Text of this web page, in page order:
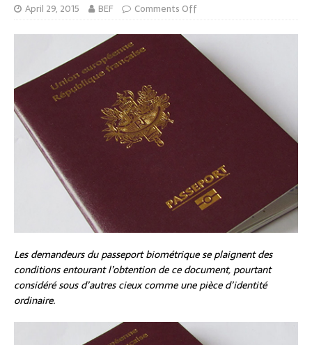
April 29, 2015 BEF Comments Off
Les demandeurs du passeport biométrique se plaignent des
conditions entourant l’obtention de ce document, pourtant
considéré sous d’autres cieux comme une pièce d’identité
ordinaire.